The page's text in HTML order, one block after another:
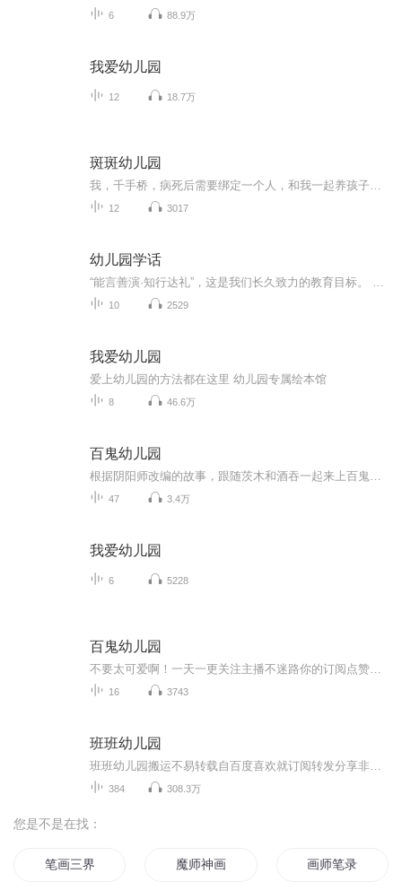
6 88.9万
我爱幼儿园
12 18.7万
斑斑幼儿园
12 3017
幼儿园学话
10 2529
我爱幼儿园
爱上幼儿园的方法都在这里 幼儿园专属绘本馆
8 46.6万
百鬼幼儿园
47 3.4万
我爱幼儿园
6 5228
百鬼幼儿园
16 3743
班班幼儿园
384 308.3万
您是不是在找：
笔画三界 魔师神画 画师笔录